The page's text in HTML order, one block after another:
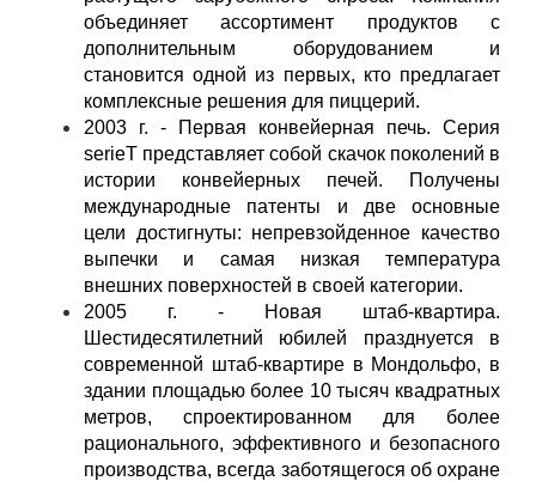
объединяет ассортимент продуктов с
дополнительным оборудованием и
становится одной из первых, кто предлагает
комплексные решения для пиццерий.
2003 г. - Первая конвейерная печь. Серия
serieT представляет собой скачок поколений в
истории конвейерных печей. Получены
международные патенты и две основные
цели достигнуты: непревзойденное качество
выпечки и самая низкая температура
внешних поверхностей в своей категории.
2005 г. - Новая штаб-квартира.
Шестидесятилетний юбилей празднуется в
современной штаб-квартире в Мондольфо, в
здании площадью более 10 тысяч квадратных
метров, спроектированном для более
рационального, эффективного и безопасного
производства, всегда заботящегося об охране